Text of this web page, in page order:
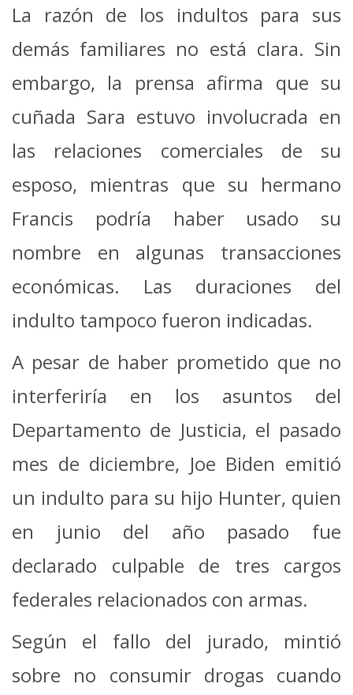
La razón de los indultos para sus
demás familiares no está clara. Sin
embargo, la prensa afirma que su
cuñada Sara estuvo involucrada en
las relaciones comerciales de su
esposo, mientras que su hermano
Francis podría haber usado su
nombre en algunas transacciones
económicas. Las duraciones del
indulto tampoco fueron indicadas.
A pesar de haber prometido que no
interferiría en los asuntos del
Departamento de Justicia, el pasado
mes de diciembre, Joe Biden emitió
un indulto para su hijo Hunter, quien
en junio del año pasado fue
declarado culpable de tres cargos
federales relacionados con armas.
Según el fallo del jurado, mintió
sobre no consumir drogas cuando